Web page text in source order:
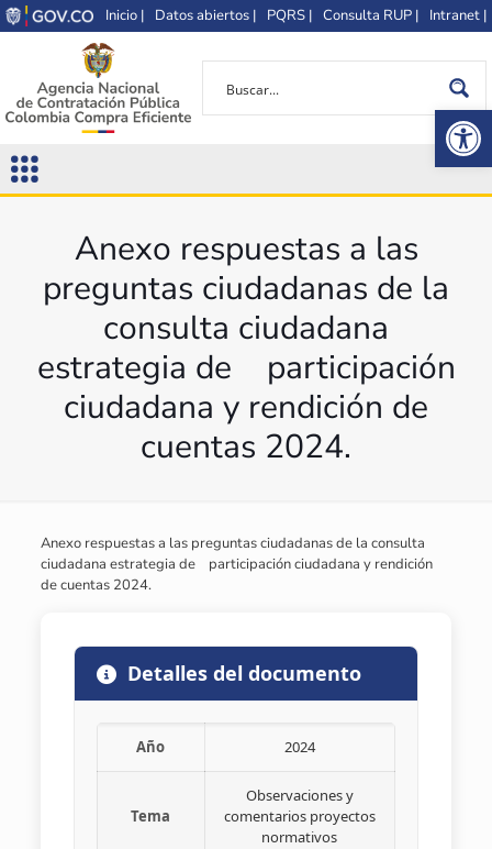
Inicio | Datos abiertos | PQRS | Consulta RUP | Intranet |
Anexo respuestas a las
preguntas ciudadanas de la
consulta ciudadana
estrategia de participación
ciudadana y rendición de
cuentas 2024.
Anexo respuestas a las preguntas ciudadanas de la consulta
ciudadana estrategia de participación ciudadana y rendición
de cuentas 2024.
Detalles del documento
Año 2024
Tema
Observaciones y
comentarios proyectos
normativos